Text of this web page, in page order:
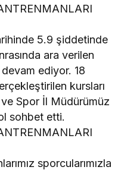
5.9 şiddetinde
ara verilen
ediyor. 18
kursları
Spor İl Müdürümüz
sohbet etti.
sporcularımızla